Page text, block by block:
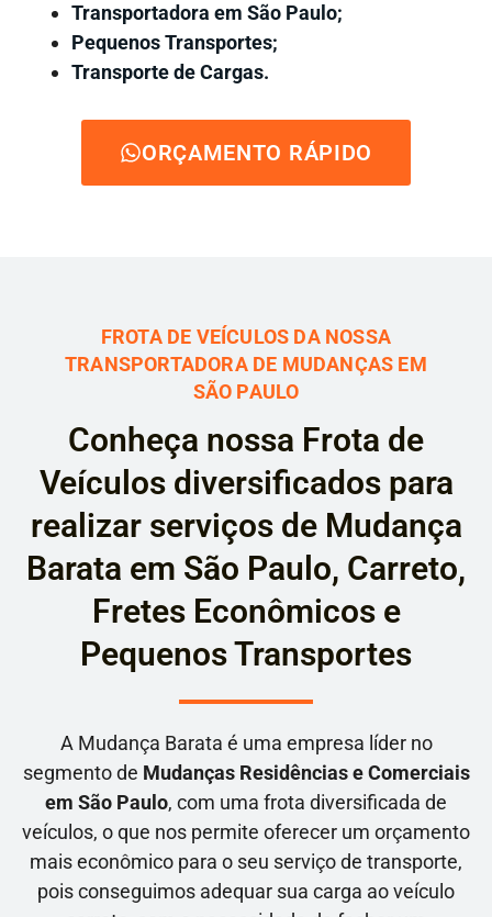
Transportadora em São Paulo;
Pequenos Transportes;
Transporte de Cargas.
ORÇAMENTO RÁPIDO
FROTA DE VEÍCULOS DA NOSSA
TRANSPORTADORA DE MUDANÇAS EM
SÃO PAULO
Conheça nossa Frota de
Veículos diversificados para
realizar serviços de Mudança
Barata em São Paulo, Carreto,
Fretes Econômicos e
Pequenos Transportes
A Mudança Barata é uma empresa líder no
segmento de Mudanças Residências e Comerciais
em São Paulo, com uma frota diversificada de
veículos, o que nos permite oferecer um orçamento
mais econômico para o seu serviço de transporte,
pois conseguimos adequar sua carga ao veículo